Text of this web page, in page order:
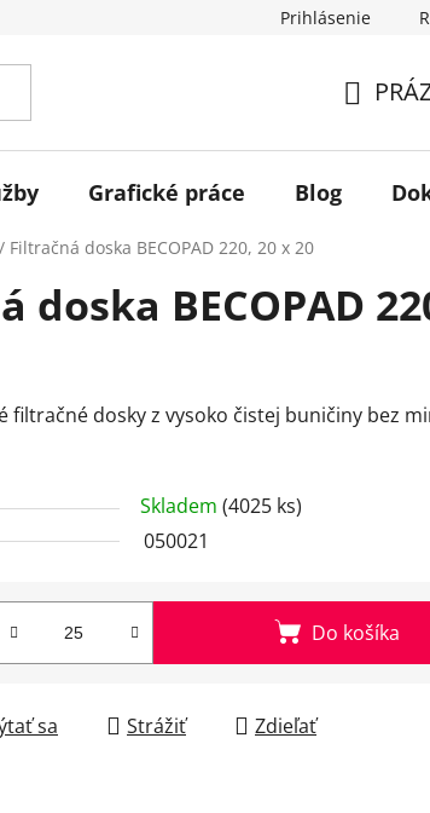
Prihlásenie
KOŠÍK
Grafické práce Blog
/ Filtračná doska BECOPAD 220, 20 x 20
doska BECOPAD
filtračné dosky z vysoko čistej buničiny bez
Skladem (4025 ks)
050021
Do košíka
sa Strážiť Zdieľať